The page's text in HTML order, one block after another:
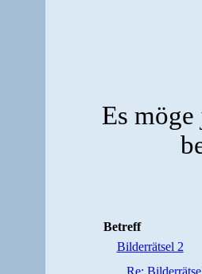
Es
Betreff
Bilderrätsel 2
Re: